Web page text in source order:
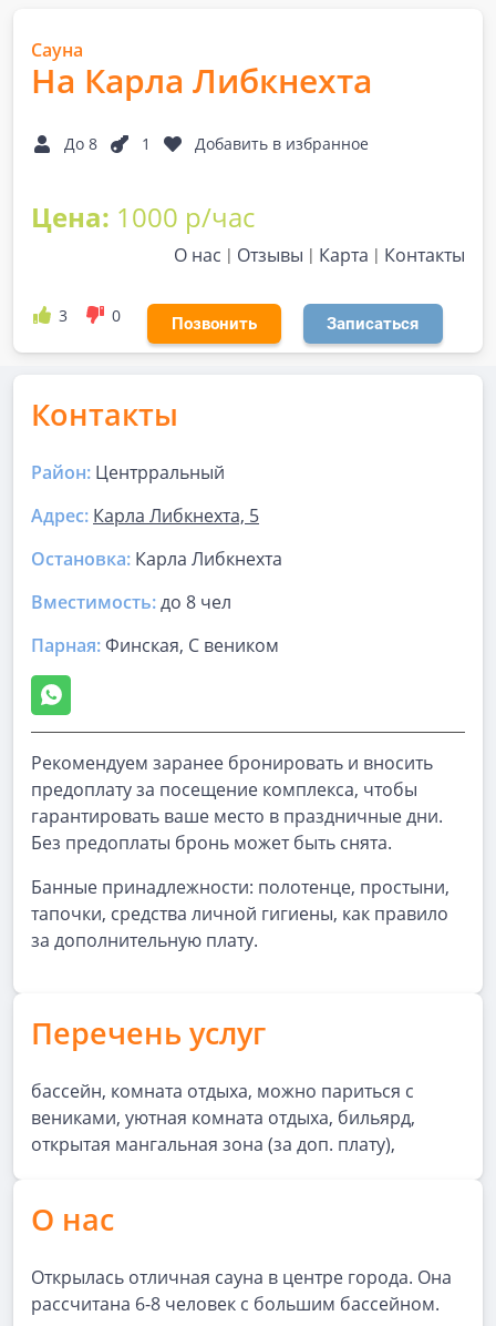
Сауна
На Карла Либкнехта
До 8 1 Добавить в избранное
Цена: 1000 р/час
О нас Отзывы Карта Контакты
3 0 Позвонить Записаться
Контакты
Район: Центрральный
Адрес: Карла Либкнехта, 5
Остановка: Карла Либкнехта
Вместимость:до 8 чел
Парная:Финская, С веником
Рекомендуем заранее бронировать и вносить
предоплату за посещение комплекса, чтобы
гарантировать ваше место в праздничные дни.
Без предоплаты бронь может быть снята.
Банные принадлежности: полотенце, простыни,
тапочки, средства личной гигиены, как правило
за дополнительную плату.
Перечень услуг
бассейн, комната отдыха, можно париться с
вениками, уютная комната отдыха, бильярд,
открытая мангальная зона (за доп. плату),
О нас
Открылась отличная сауна в центре города. Она
рассчитана 6-8 человек с большим бассейном.